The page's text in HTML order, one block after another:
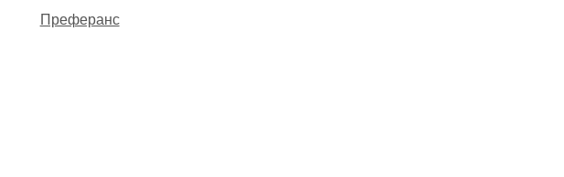
Преферанс